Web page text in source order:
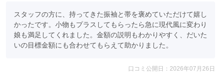
スタッフの方に、持ってきた振袖と帯を褒めていただけて嬉し
かったです。小物もプラスしてもらったら急に現代風に変わり
娘も満足してくれました。金額の説明もわかりやすく、だいた
いの目標金額にも合わせてもらえて助かりました。
口コミ公開日：2026年07月26日